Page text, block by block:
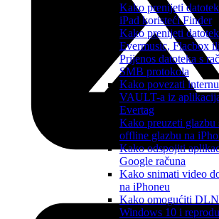
Kako prenijeti
iPad koristeći Finder
Kako prenijeti
Evermusic, Flacbox
Prijenos datoteka s
SMB protokola
Kako povezati
VAULT-a iz
Evertag
Kako preuzeti glazbu
offline glazbu na
Kako odspojiti
Google računa
Kako snimati video
na iPhoneu
Kako omogućiti
Windows 10 i